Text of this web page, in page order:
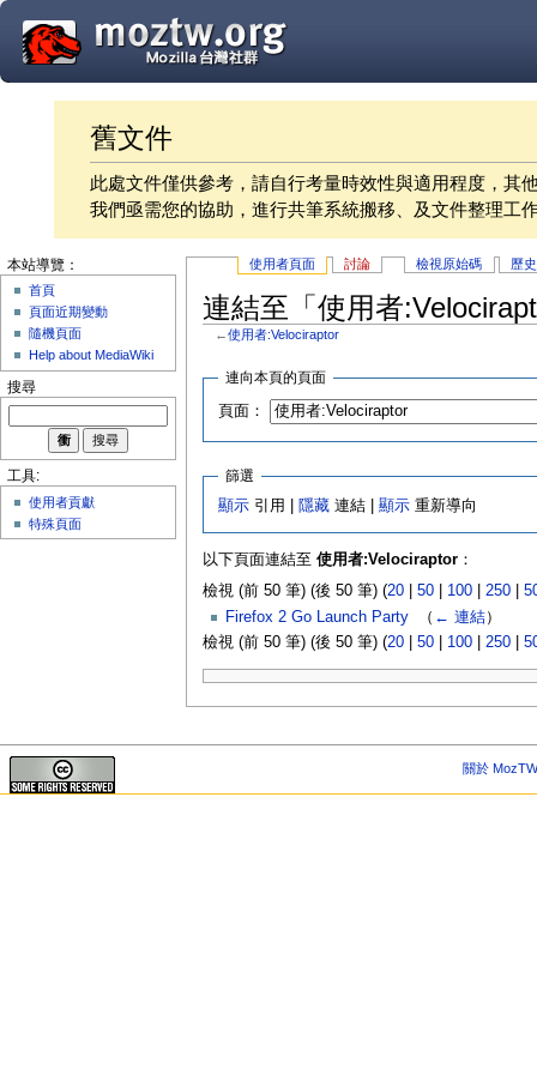
舊文件
此處文件僅供參考，請自行考量時效性與適用程度，其
我們亟需您的協助，進行共筆系統搬移、及文件整理工
使用者頁面 討論 檢視原始碼 歷
連結至「使用者
←使用者:Velociraptor
連向本頁的頁面
頁面：
篩選
顯示 引用 | 隱藏 連結 |顯示 重新導向
以下頁面連結至 使用者:Velociraptor：
檢視 (前 50 筆) (後 50 筆) (20| 50| 100| 250|
Firefox 2 Go Launch Party‎ （ ← 連結）
檢視 (前 50 筆) (後 50 筆) (20| 50| 100| 250|
本站導覽：
首頁
頁面近期變動
隨機頁面
Help about MediaWiki
搜尋
工具:
使用者貢獻
特殊頁面
關於